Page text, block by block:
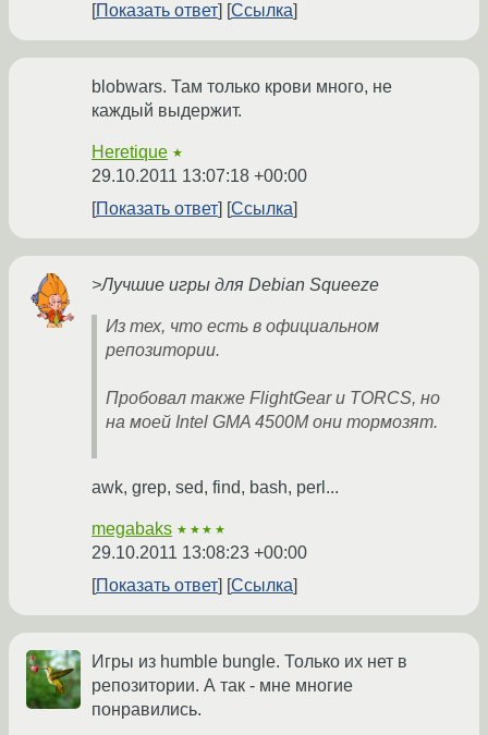
Показать ответ
Ссылка
blobwars. Там только крови много, не
каждый выдeржит.
Heretique ★
29.10.2011 13:07:18 +00:00
Показать ответ
Ссылка
>Лучшие игры для Debian Squeeze
Из тех, что есть в официальном
репозитории.
Пробовал также FlightGear и TORCS, но
на моей Intel GMA 4500M они тормозят.
awk, grep, sed, find, bash, perl...
megabaks ★★★★
29.10.2011 13:08:23 +00:00
Показать ответ
Ссылка
Игры из humble bungle. Только их нет в
репозитории. А так - мне многие
понравились.